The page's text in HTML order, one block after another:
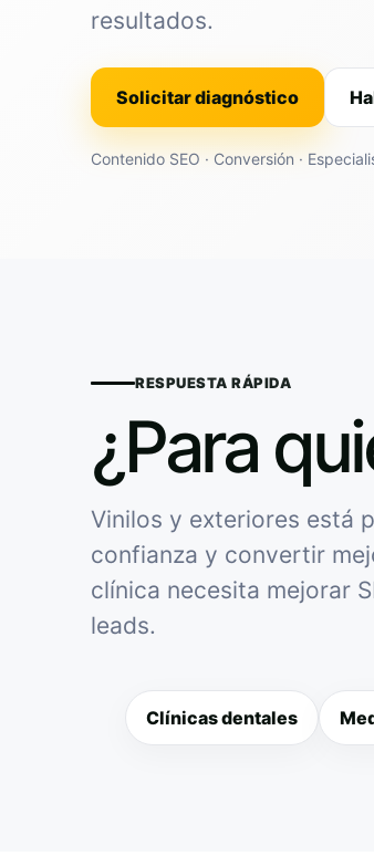
resultados.
Solicitar diagnóstico
Contenido SEO · Conversión ·
RESPUESTA RÁPIDA
¿Para
Vinilos y exteriores está
confianza y convertir
clínica necesita mejorar
leads.
Clínicas dentales